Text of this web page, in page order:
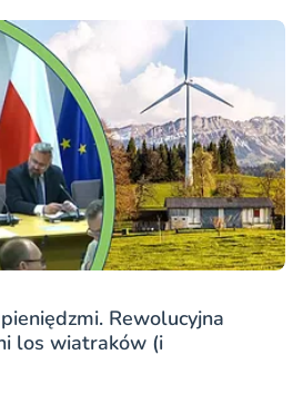
Rewolucyjna
los wiatraków (i